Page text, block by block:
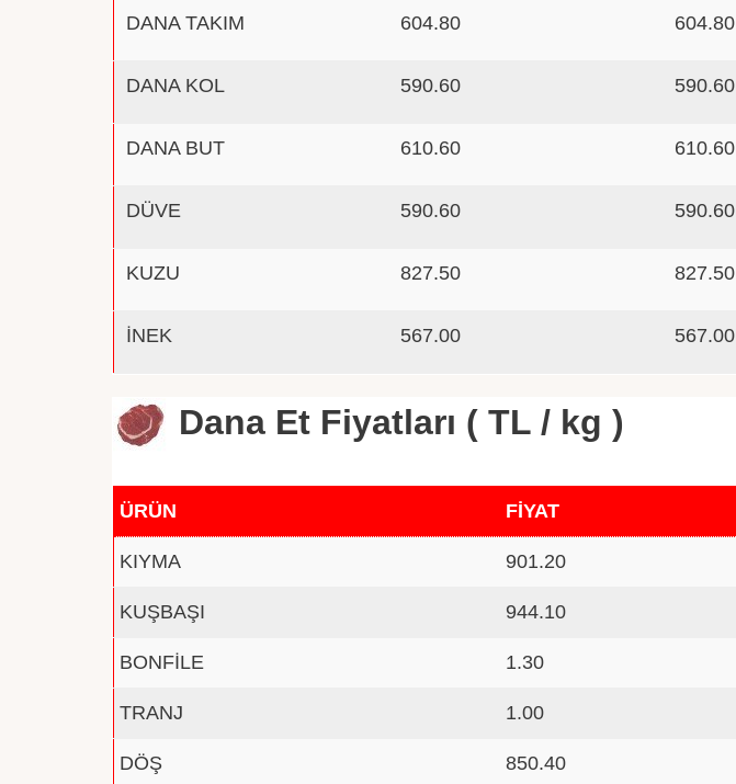
DANA TAKIM 604.80 604.80
DANA KOL 590.60 590.60
DANA BUT 610.60 610.60
DÜVE 590.60 590.60
KUZU 827.50 827.50
İNEK 567.00 567.00
Dana Et Fiyatları ( TL / kg )
ÜRÜN FİYAT
KIYMA 901.20
KUŞBAŞI 944.10
BONFİLE 1.30
TRANJ 1.00
DÖŞ 850.40